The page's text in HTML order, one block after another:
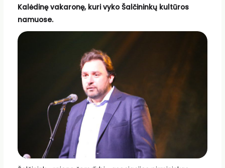
Kalėdinę vakaronę, kuri vyko Šalčininkų kultūros
namuose.